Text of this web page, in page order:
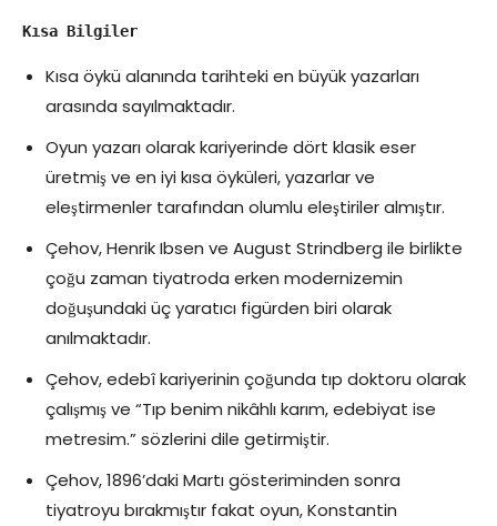
Kısa Bilgiler
Kısa öykü alanında tarihteki en büyük yazarları
arasında sayılmaktadır.
Oyun yazarı olarak kariyerinde dört klasik eser
üretmiş ve en iyi kısa öyküleri, yazarlar ve
eleştirmenler tarafından olumlu eleştiriler almıştır.
Çehov, Henrik Ibsen ve August Strindberg ile birlikte
çoğu zaman tiyatroda erken modernizemin
doğuşundaki üç yaratıcı figürden biri olarak
anılmaktadır.
Çehov, edebî kariyerinin çoğunda tıp doktoru olarak
çalışmış ve “Tıp benim nikâhlı karım, edebiyat ise
metresim.” sözlerini dile getirmiştir.
Çehov, 1896’daki Martı gösteriminden sonra
tiyatroyu bırakmıştır fakat oyun, Konstantin